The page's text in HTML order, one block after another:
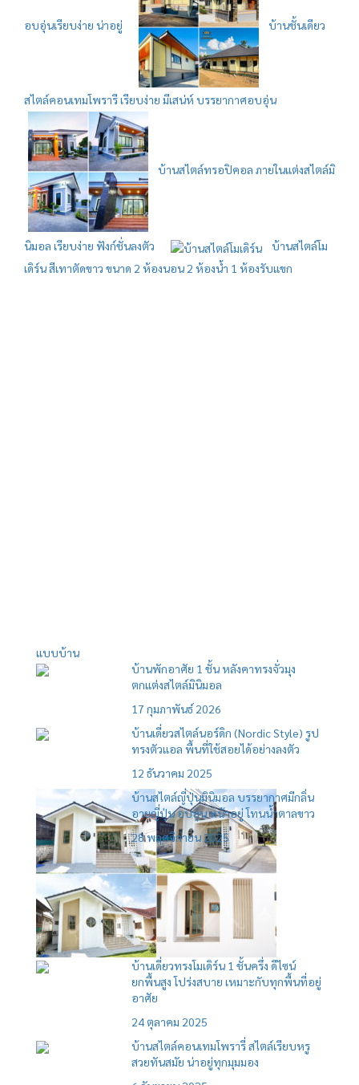
อบอุ่นเรียบง่าย น่าอยู่ บ้านชั้นเดียว
สไตล์คอนเทมโพรารี เรียบง่าย มีเสน่ห์ บรรยากาศอบอุ่น
บ้านสไตล์ทรอปิคอล ภายในแต่งสไตล์มิ
นิมอล เรียบง่าย ฟังก์ชั่นลงตัว
บ้านสไตล์โม
เดิร์น สีเทาตัดขาว ขนาด 2 ห้องนอน 2 ห้องน้ำ 1 ห้องรับแขก
แบบบ้าน
บ้านพักอาศัย 1 ชั้น หลังคาทรงจั่วมุง
ตกแต่งสไตล์มินิมอล
17 กุมภาพันธ์ 2026
บ้านเดี่ยวสไตล์นอร์ดิก (Nordic Style) รูป
ทรงตัวแอล พื้นที่ใช้สอยได้อย่างลงตัว
12 ธันวาคม 2025
บ้านสไตล์ญี่ปุ่นมินิมอล บรรยากาศมีกลิ่น
อายญี่ปุ่น อบอุ่น หน้าอยู่ โทนน้ำตาลขาว
28 พฤศจิกายน 2025
บ้านเดี่ยวทรงโมเดิร์น 1 ชั้นครึ่ง ดีไซน์
ยกพื้นสูง โปร่งสบาย เหมาะกับทุกพื้นที่อยู่
อาศัย
24 ตุลาคม 2025
บ้านสไตล์คอนเทมโพรารี่ สไตล์เรียบหรู
สวยทันสมัย น่าอยู่ทุกมุมมอง